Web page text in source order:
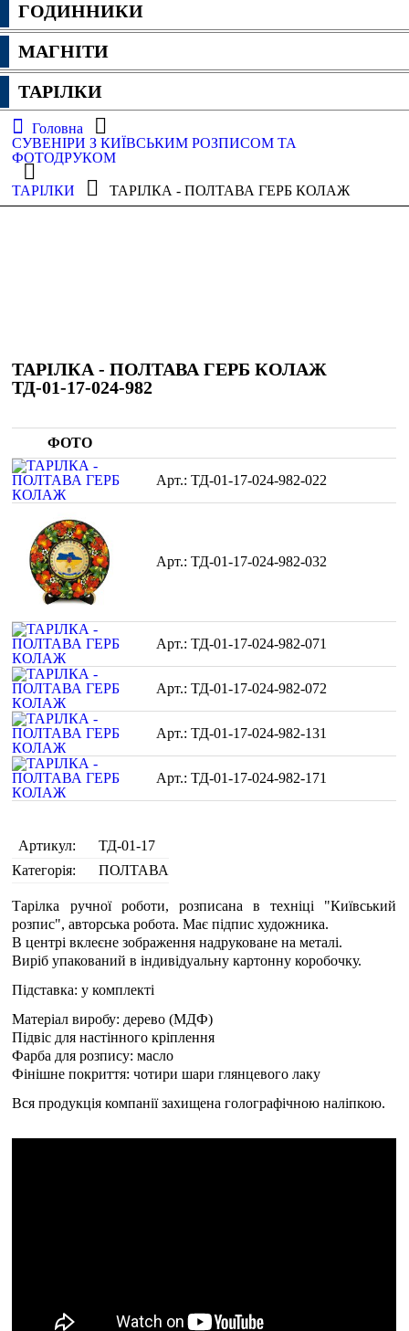
ГОДИННИКИ
МАГНІТИ
ТАРІЛКИ
Головна
СУВЕНІРИ З КИЇВСЬКИМ РОЗПИСОМ ТА
ФОТОДРУКОМ
ТАРІЛКИ ТАРІЛКА - ПОЛТАВА ГЕРБ КОЛАЖ
ТАРІЛКА - ПОЛТАВА ГЕРБ КОЛАЖ
ТД-01-17-024-982
ФОТО
ТД-01-17-024-982-022
ТД-01-17-024-982-032
ТД-01-17-024-982-071
ТД-01-17-024-982-072
ТД-01-17-024-982-131
ТД-01-17-024-982-171
Артикул:
ТД-01-17
Категорія:
ПОЛТАВА
Тарілка ручної роботи, розписана в техніці "Київський
розпис", авторська робота. Має підпис художника.
В центрі вклеєне зображення надруковане на металі.
Виріб упакований в індивідуальну картонну коробочку.
Підставка: у комплекті
Матеріал виробу: дерево (МДФ)
Підвіс для настінного кріплення
Фарба для розпису: масло
Фінішне покриття: чотири шари глянцевого лаку
Вся продукція компанії захищена голографічною наліпкою.